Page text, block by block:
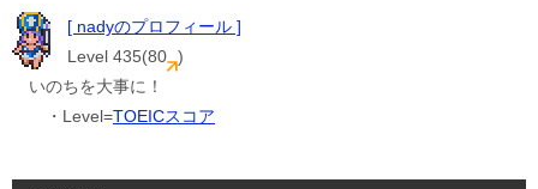
[ nadyのプロフィール ]
Level 435(80 )
いのちを大事に！
・Level=TOEICスコア